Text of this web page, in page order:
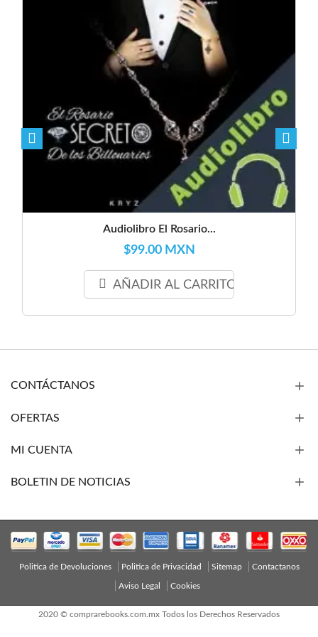
Audiolibro El Rosario...
$99.00 MXN
AÑADIR AL CARRITO
CONTÁCTANOS
OFERTAS
MI CUENTA
BOLETIN DE NOTICIAS
Politica de Devoluciones Politica de Privacidad Sitemap Contactanos
Aviso Legal Cookies
2020 © comprarebooks.com.mx Todos los Derechos Reservados